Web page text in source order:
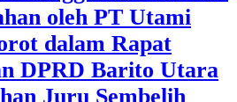
oleh PT Utami
dalam Rapat
DPRD Barito Utara
Juru Sembelih